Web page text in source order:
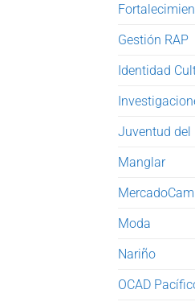
Gestión RAP
Identidad
Juventud del
Manglar
Moda
Nariño
OCAD